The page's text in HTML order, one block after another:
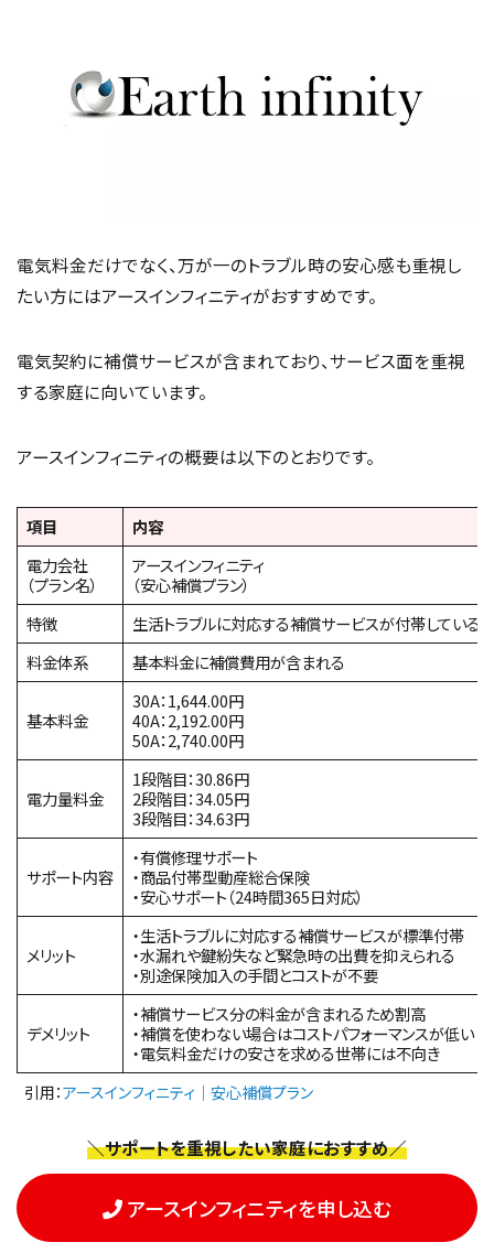
電気料金だけでなく、万が一のトラブル時の安心感も重視し
たい方にはアースインフィニティがおすすめです。
電気契約に補償サービスが含まれており、サービス面を重視
する家庭に向いています。
アースインフィニティの概要は以下のとおりです。
項目
内容
電力会社
（プラン名）
アースインフィニティ
（安心補償プラン）
特徴
生活トラブルに対応する補償サービスが付帯している
料金体系
基本料金に補償費用が含まれる
基本料金
30A：1,644.00円
40A：2,192.00円
50A：2,740.00円
電力量料金
1段階目：30.86円
2段階目：34.05円
3段階目：34.63円
サポート内容
・有償修理サポート
・商品付帯型動産総合保険
・安心サポート（24時間365日対応）
メリット
・生活トラブルに対応する補償サービスが標準付帯
・水漏れや鍵紛失など緊急時の出費を抑えられる
・別途保険加入の手間とコストが不要
デメリット
・補償サービス分の料金が含まれるため割高
・補償を使わない場合はコストパフォーマンスが低い
・電気料金だけの安さを求める世帯には不向き
引用：アースインフィニティ｜安心補償プラン
＼サポートを重視したい家庭におすすめ／
アースインフィニティを申し込む